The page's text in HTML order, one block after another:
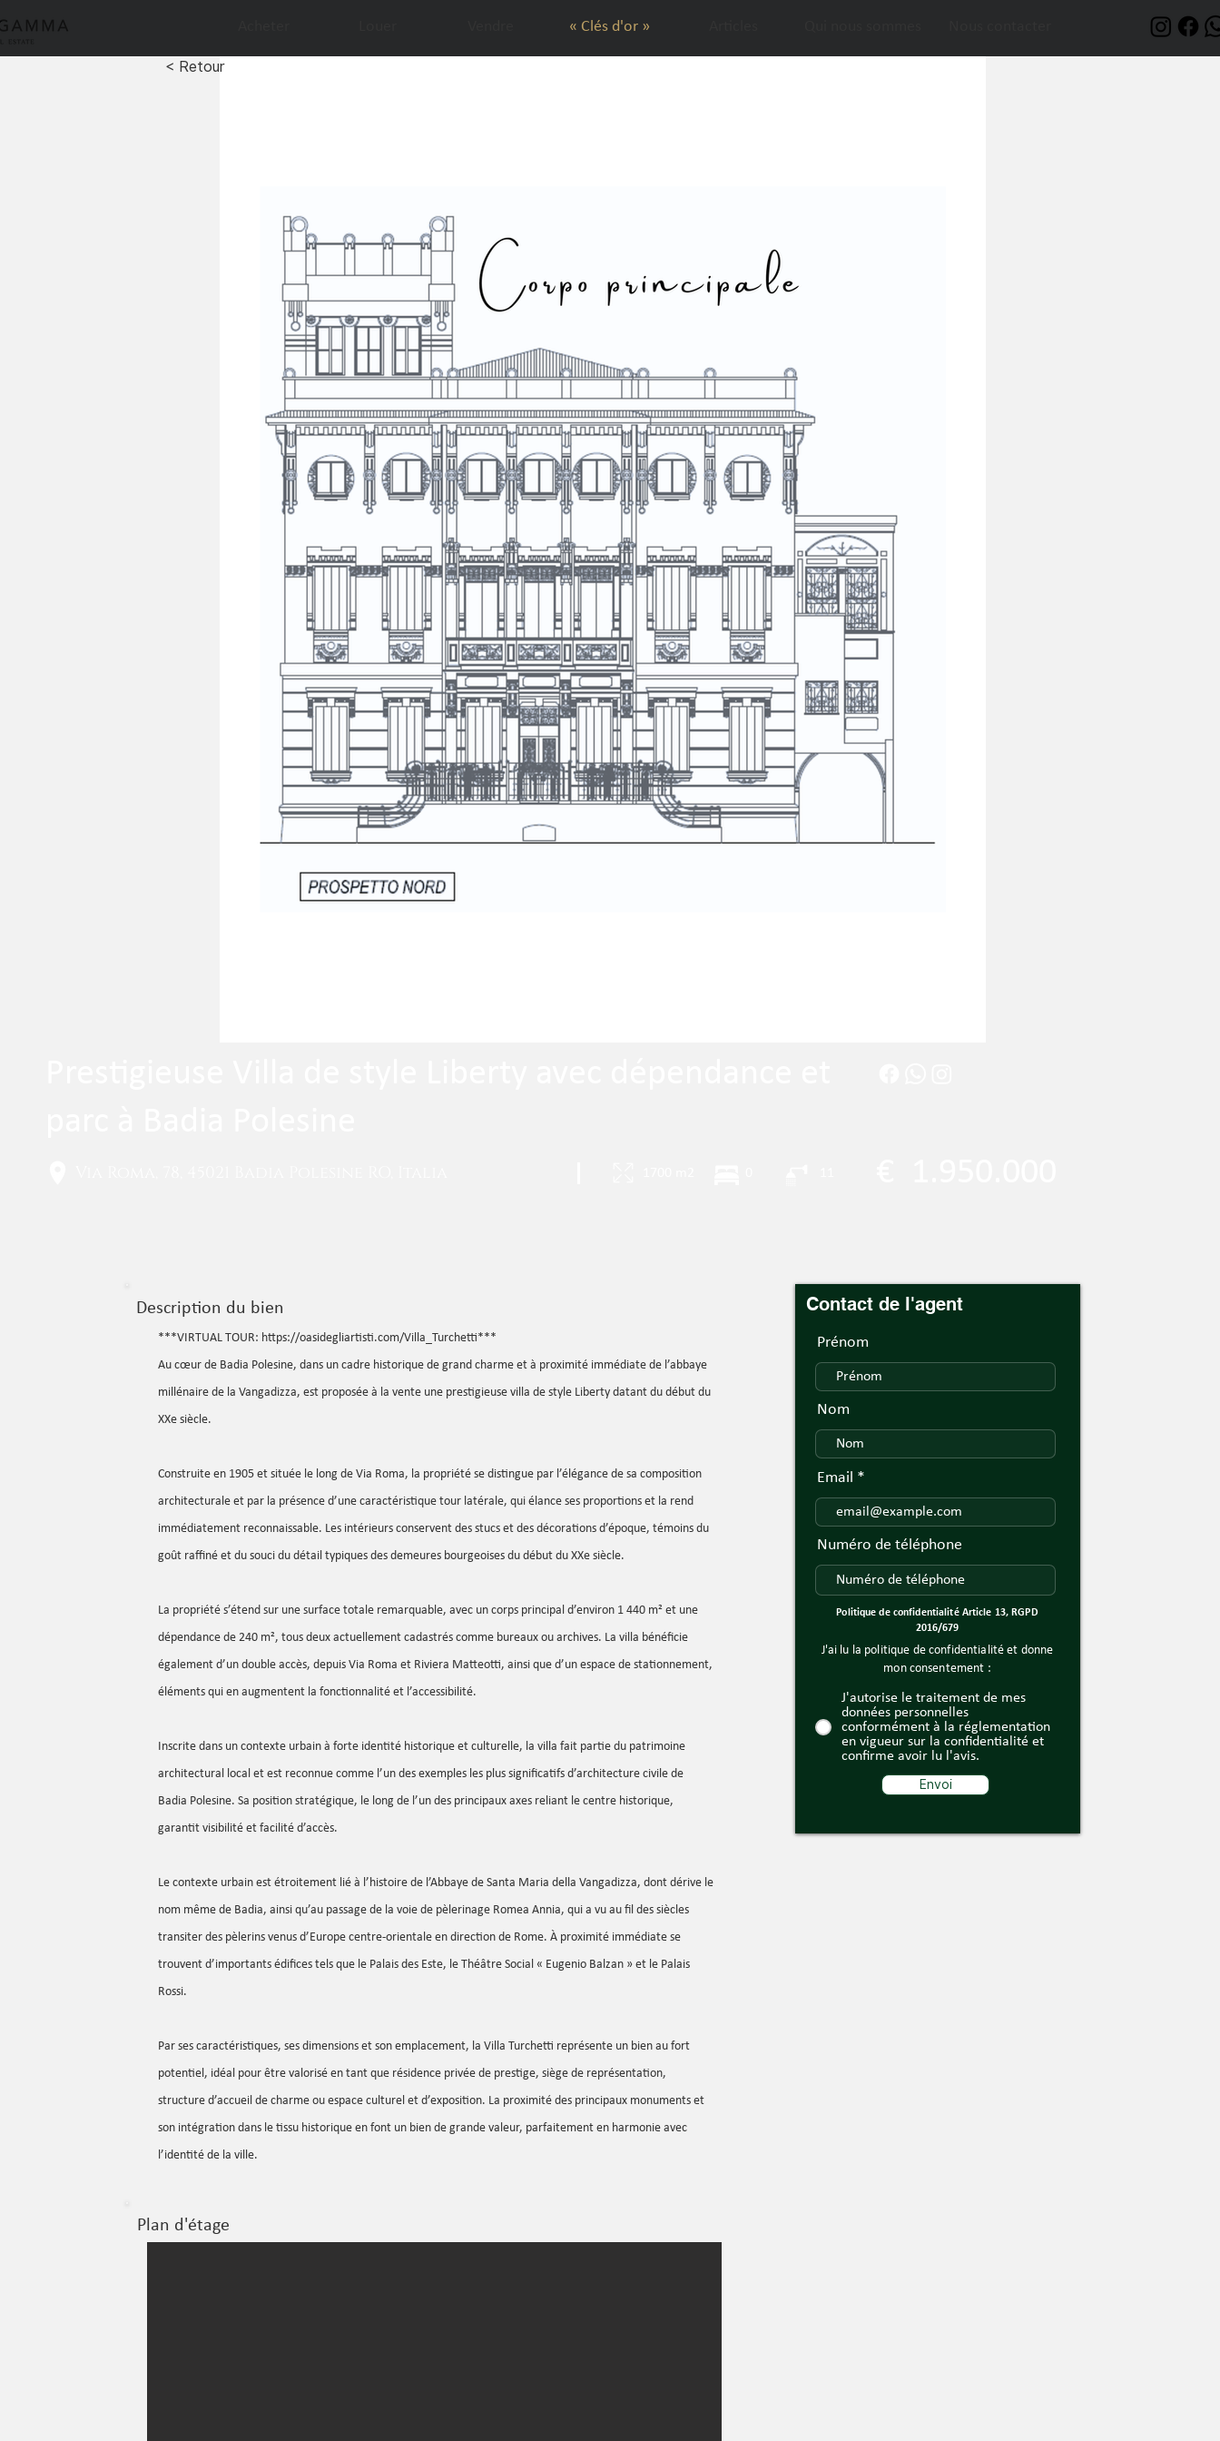
« Clés d'or »
< Retour
Description du bien
***VIRTUAL TOUR: https://oasidegliartisti.com/Villa_Turchetti***
Au cœur de Badia Polesine, dans un cadre historique de grand charme et à proximité immédiate de l’abbaye
millénaire de la Vangadizza, est proposée à la vente une prestigieuse villa de style Liberty datant du début du
XXe siècle.
Construite en 1905 et située le long de Via Roma, la propriété se distingue par l’élégance de sa composition
architecturale et par la présence d’une caractéristique tour latérale, qui élance ses proportions et la rend
immédiatement reconnaissable. Les intérieurs conservent des stucs et des décorations d’époque, témoins du
goût raffiné et du souci du détail typiques des demeures bourgeoises du début du XXe siècle.
La propriété s’étend sur une surface totale remarquable, avec un corps principal d’environ 1 440 m² et une
dépendance de 240 m², tous deux actuellement cadastrés comme bureaux ou archives. La villa bénéficie
également d’un double accès, depuis Via Roma et Riviera Matteotti, ainsi que d’un espace de stationnement,
éléments qui en augmentent la fonctionnalité et l’accessibilité.
Inscrite dans un contexte urbain à forte identité historique et culturelle, la villa fait partie du patrimoine
architectural local et est reconnue comme l’un des exemples les plus significatifs d’architecture civile de
Badia Polesine. Sa position stratégique, le long de l’un des principaux axes reliant le centre historique,
garantit visibilité et facilité d’accès.
Le contexte urbain est étroitement lié à l’histoire de l’Abbaye de Santa Maria della Vangadizza, dont dérive le
nom même de Badia, ainsi qu’au passage de la voie de pèlerinage Romea Annia, qui a vu au fil des siècles
transiter des pèlerins venus d’Europe centre-orientale en direction de Rome. À proximité immédiate se
trouvent d’importants édifices tels que le Palais des Este, le Théâtre Social « Eugenio Balzan » et le Palais
Rossi.
Par ses caractéristiques, ses dimensions et son emplacement, la Villa Turchetti représente un bien au fort
potentiel, idéal pour être valorisé en tant que résidence privée de prestige, siège de représentation,
structure d’accueil de charme ou espace culturel et d’exposition. La proximité des principaux monuments et
son intégration dans le tissu historique en font un bien de grande valeur, parfaitement en harmonie avec
l’identité de la ville.
Plan d'étage
Contact de l'agent
Prénom
Nom
Email
Numéro de téléphone
Politique de confidentialité Article 13, RGPD
2016/679
J'ai lu la politique de confidentialité et donne
mon consentement :
J'autorise le traitement de mes
données personnelles
conformément à la réglementation
en vigueur sur la confidentialité et
confirme avoir lu l'avis.
Envoi